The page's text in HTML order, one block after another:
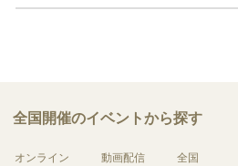
全国開催のイベントから探す
オンライン 動画配信 全国